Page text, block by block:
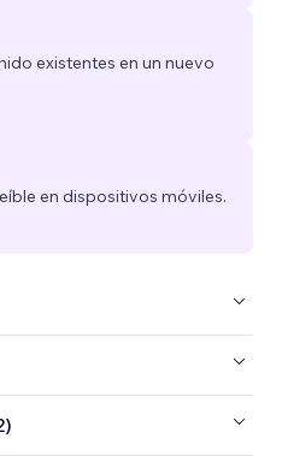
existentes en un nuevo
en dispositivos móviles.